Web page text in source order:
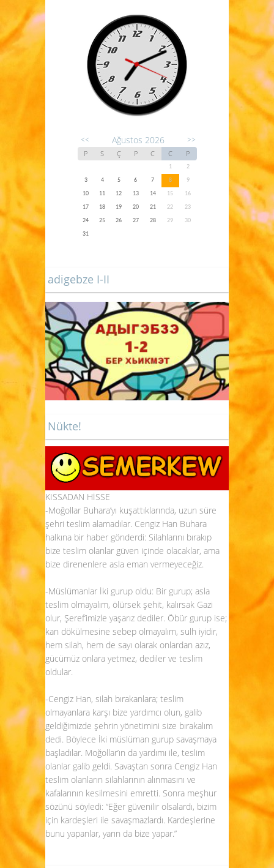
<< Ağustos 2026 >>
P S Ç P C C P
1
2
3
4 5 6 7 8
9
10
11 12 13 14 15
16
17
18 19 20 21 22
23
24
25 26 27 28 29
30
31
adigebze I-II
Nükte!
KISSADAN HİSSE
-Moğollar Buhara’yı kuşattıklarında, uzun süre
şehri teslim alamadılar. Cengiz Han Buhara
halkına bir haber gönderdi: Silahlarını bırakıp
bize teslim olanlar güven içinde olacaklar, ama
bize direnenlere asla eman vermeyeceğiz.
-Müslümanlar İki gurup oldu: Bir gurup; asla
teslim olmayalım, ölürsek şehit, kalırsak Gazi
olur, Şeref’imizle yaşarız dediler. Öbür gurup ise;
kan dökülmesine sebep olmayalım, sulh iyidir,
hem silah, hem de sayı olarak onlardan azız,
gücümüz onlara yetmez, dediler ve teslim
oldular.
-Cengiz Han, silah bırakanlara; teslim
olmayanlara karşı bize yardımcı olun, galib
geldiğimizde şehrin yönetimini size bırakalım
dedi. Böylece İki müslüman gurup savaşmaya
başladılar. Moğollar’ın da yardımı ile, teslim
olanlar galib geldi. Savaştan sonra Cengiz Han
teslim olanların silahlarının alınmasını ve
kafalarının kesilmesini emretti. Sonra meşhur
sözünü söyledi: “Eğer güvenilir olsalardı, bizim
için kardeşleri ile savaşmazlardı. Kardeşlerine
bunu yapanlar, yarın da bize yapar.”